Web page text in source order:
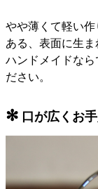
やや薄くて軽い
ある、表面に生
ハンドメイドなら
ださい。
✻ 口が広くお